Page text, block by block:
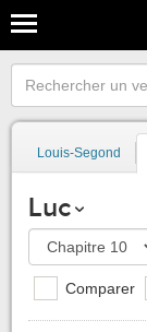
Louis-Segond
Luc
Comparer